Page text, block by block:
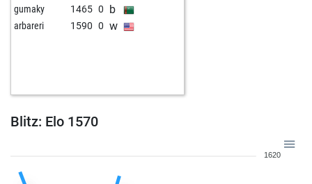
gumaky 1465 0 b
arbareri 1590 0 w
Blitz: Elo 1570
1620